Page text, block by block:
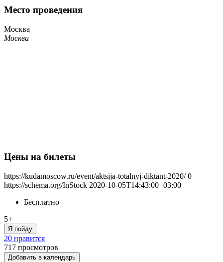
Место проведения
Москва
Москва
Цены на билеты
https://kudamoscow.ru/event/aktsija-totalnyj-diktant-2020/ 0
https://schema.org/InStock 2020-10-05T14:43:00+03:00
Бесплатно
5+
Я пойду
20 нравится
717 просмотров
Добавить в календарь